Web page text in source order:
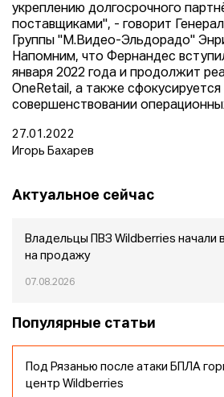
укреплению долгосрочного
поставщиками", - говорит
Группы "М.Видео-Эльдорадо"
Напомним, что Фернандес
января 2022 года и продолжит
OneRetail, а также сфокусируется
совершенствовании
27.01.2022
Игорь Бахарев
Актуальное сейчас
Владельцы ПВЗ Wildberries начали
на продажу
07.08.2026
Популярные статьи
Под Рязанью после атаки БПЛА
центр Wildberries